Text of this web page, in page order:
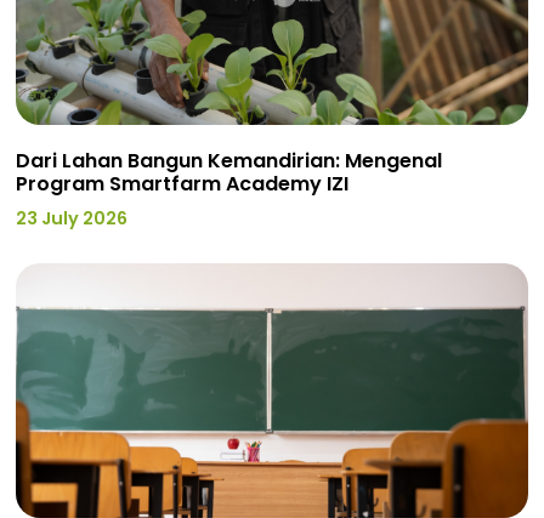
Dari Lahan Bangun Kemandirian: Mengenal
Program Smartfarm Academy IZI
23 July 2026